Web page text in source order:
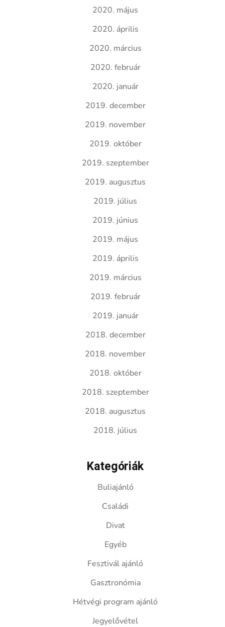
2020. május
2020. április
2020. március
2020. február
2020. január
2019. december
2019. november
2019. október
2019. szeptember
2019. augusztus
2019. július
2019. június
2019. május
2019. április
2019. március
2019. február
2019. január
2018. december
2018. november
2018. október
2018. szeptember
2018. augusztus
2018. július
Kategóriák
Buliajánló
Családi
Divat
Egyéb
Fesztivál ajánló
Gasztronómia
Hétvégi program ajánló
Jegyelővétel